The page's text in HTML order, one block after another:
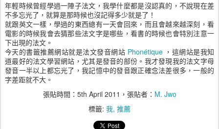
年輕時候曾經學過一陣子法文，我學什麼都是沒認真的，不說現在差
不多忘光了，就算是那時候也沒記得多少就是了！
就跟英文一樣，學過的東西總有一天會回來，而且會越來越深刻，看
電影的時候我會去猜那些法文字是哪些，看書的時候也會特別注意一
下出現的法文。
今天的書籤推薦網站就是法文發音網站 Phonétique，這網站是我知
道最好的法文學習網站，尤其是發音的部份。我才發現我的法文字母
發音一半以上都忘光了，我記憶中的發音跟正確念法差很多，一般的
字差距就不大。
張貼時間： 5th April 2011 ，張貼者： M. Jwo
標籤: 我 推薦